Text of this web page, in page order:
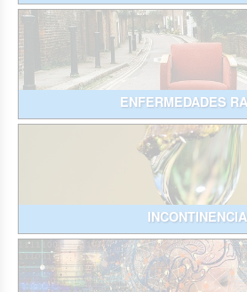
ENFERMEDADES
INCONTINENCIA